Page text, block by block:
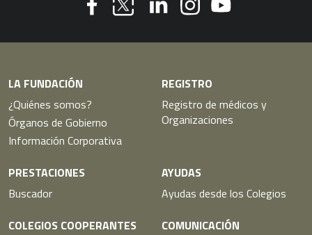
LA FUNDACIÓN
¿Quiénes somos?
Órganos de Gobierno
Información Corporativa
REGISTRO
Registro de médicos y
Organizaciones
PRESTACIONES
Buscador
AYUDAS
Ayudas desde los Colegios
COLEGIOS COOPERANTES
COMUNICACIÓN